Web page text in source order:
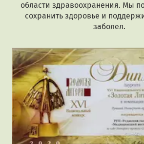
области здравоохранения. Мы
сохранить здоровье и
заболел.